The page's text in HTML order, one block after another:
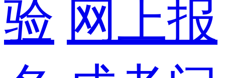
验 网上报